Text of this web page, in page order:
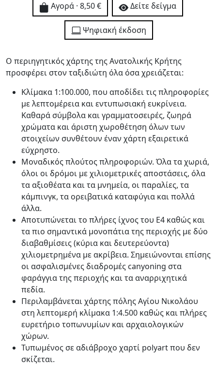
Αγορά · 8,50 € Δείτε δείγμα
Ψηφιακή έκδοση
Ο περιηγητικός χάρτης της Ανατολικής Κρήτης
προσφέρει στον ταξιδιώτη όλα όσα χρειάζεται:
Κλίμακα 1:100.000, που αποδίδει τις πληροφορίες
με λεπτομέρεια και εντυπωσιακή ευκρίνεια.
Καθαρά σύμβολα και γραμματοσειρές, ζωηρά
χρώματα και άριστη χωροθέτηση όλων των
στοιχείων συνθέτουν έναν χάρτη εξαιρετικά
εύχρηστο.
Μοναδικός πλούτος πληροφοριών. Όλα τα χωριά,
όλοι οι δρόμοι με χιλιομετρικές αποστάσεις, όλα
τα αξιοθέατα και τα μνημεία, οι παραλίες, τα
κάμπινγκ, τα ορειβατικά καταφύγια και πολλά
άλλα.
Αποτυπώνεται το πλήρες ίχνος του Ε4 καθώς και
τα πιο σημαντικά μονοπάτια της περιοχής με δύο
διαβαθμίσεις (κύρια και δευτερεύοντα)
χιλιομετρημένα με ακρίβεια. Σημειώνονται επίσης
οι ασφαλισμένες διαδρομές canyoning στα
φαράγγια της περιοχής και τα αναρριχητικά
πεδία.
Περιλαμβάνεται χάρτης πόλης Αγίου Νικολάου
στη λεπτομερή κλίμακα 1:4.500 καθώς και πλήρες
ευρετήριο τοπωνυμίων και αρχαιολογικών
χώρων.
Τυπωμένος σε αδιάβροχο χαρτί polyart που δεν
σκίζεται.